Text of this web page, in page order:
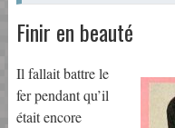
Finir en beauté
Il fallait battre le
fer pendant qu’il
était encore